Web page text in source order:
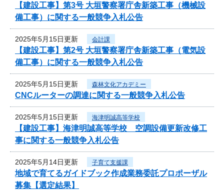
【建設工事】第3号 大垣警察署庁舎新築工事（機械設
備工事）に関する一般競争入札公告
2025年5月15日更新 会計課
【建設工事】第2号 大垣警察署庁舎新築工事（電気設
備工事）に関する一般競争入札公告
2025年5月15日更新 森林文化アカデミー
CNCルーターの調達に関する一般競争入札公告
2025年5月15日更新 海津明誠高等学校
【建設工事】海津明誠高等学校 空調設備更新改修工
事に関する一般競争入札公告
2025年5月14日更新 子育て支援課
地域で育てるガイドブック作成業務委託プロポーザル
募集【選定結果】